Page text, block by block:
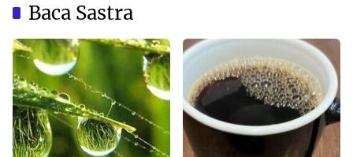
Baca Sastra